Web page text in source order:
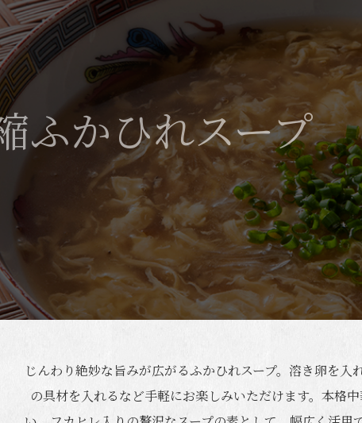
ふかひれスープ
じんわり絶妙な旨みが広がるふかひれスープ。溶き卵を
の具材を入れるなど手軽にお楽しみいただけます。本格